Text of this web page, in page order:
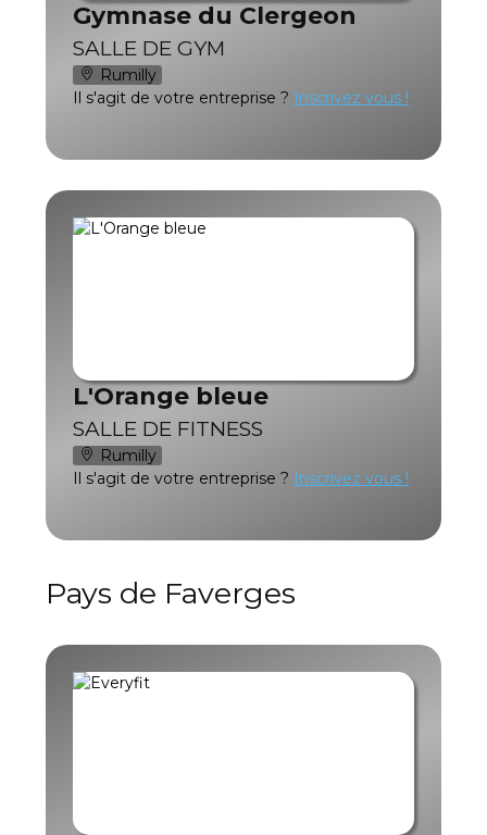
Gymnase du Clergeon
SALLE DE GYM
Rumilly
Il s'agit de votre entreprise ? Inscrivez vous !
L'Orange bleue
SALLE DE FITNESS
Rumilly
Il s'agit de votre entreprise ? Inscrivez vous !
Pays de Faverges